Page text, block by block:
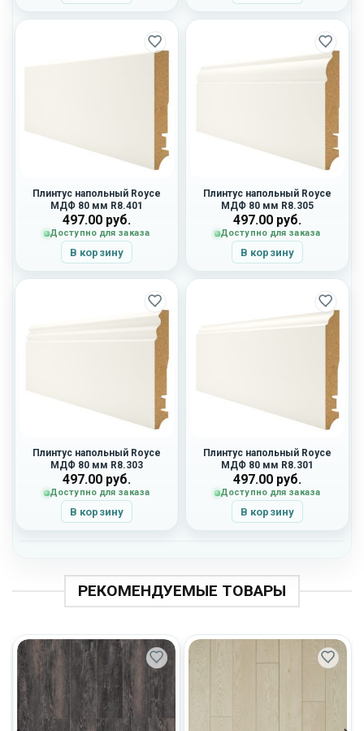
Плинтус напольный Royce
МДФ 80 мм R8.401
497.00 руб.
Доступно для заказа
В корзину
Плинтус напольный Royce
МДФ 80 мм R8.305
497.00 руб.
Доступно для заказа
В корзину
Плинтус напольный Royce
МДФ 80 мм R8.303
497.00 руб.
Доступно для заказа
В корзину
Плинтус напольный Royce
МДФ 80 мм R8.301
497.00 руб.
Доступно для заказа
В корзину
РЕКОМЕНДУЕМЫЕ ТОВАРЫ